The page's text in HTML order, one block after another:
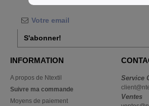
S'abonner!
INFORMATION
A propos de Ntextil
Suivre ma commande
Moyens de paiement
Service
Ventes